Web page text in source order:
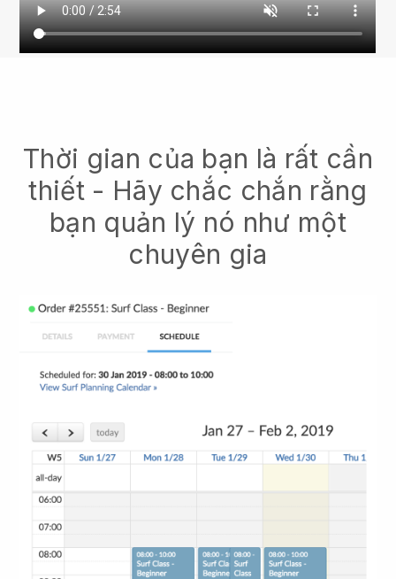
Thời gian của bạn là rất cần
thiết - Hãy chắc chắn rằng
bạn quản lý nó như một
chuyên gia